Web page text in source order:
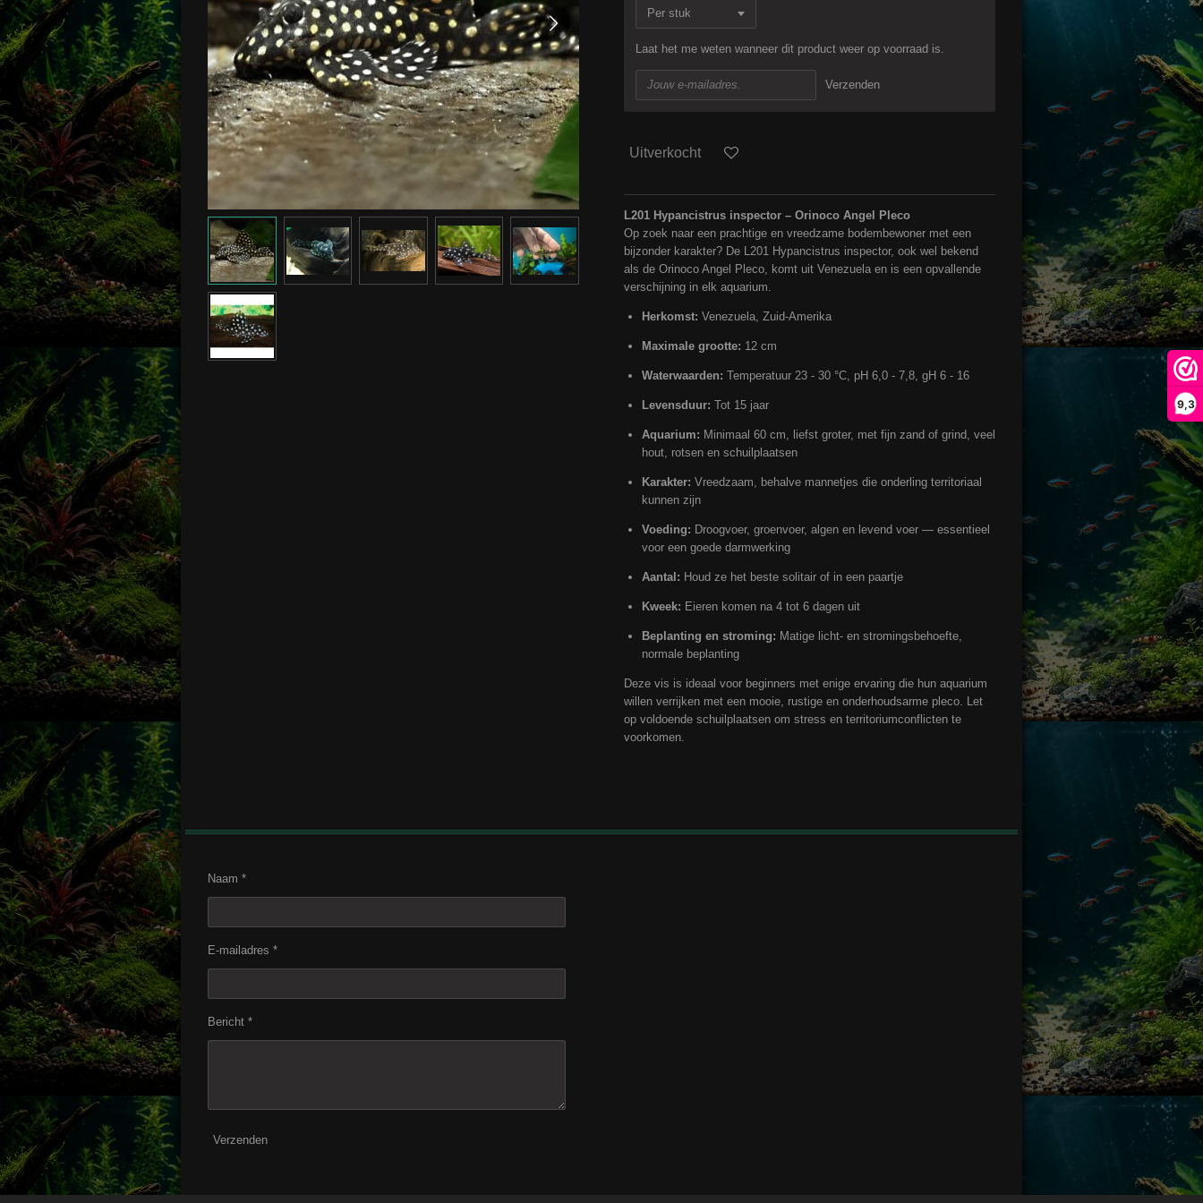
9,3
Laat het me weten wanneer dit product weer op voorraad is.
Verzenden
Uitverkocht
L201 Hypancistrus inspector – Orinoco Angel Pleco
Op zoek naar een prachtige en vreedzame bodembewoner met een
bijzonder karakter? De L201 Hypancistrus inspector, ook wel bekend
als de Orinoco Angel Pleco, komt uit Venezuela en is een opvallende
verschijning in elk aquarium.
Herkomst: Venezuela, Zuid-Amerika
Maximale grootte: 12 cm
Waterwaarden: Temperatuur 23 - 30 °C, pH 6,0 - 7,8, gH 6 - 16
Levensduur: Tot 15 jaar
Aquarium: Minimaal 60 cm, liefst groter, met fijn zand of grind, veel
hout, rotsen en schuilplaatsen
Karakter: Vreedzaam, behalve mannetjes die onderling territoriaal
kunnen zijn
Voeding: Droogvoer, groenvoer, algen en levend voer — essentieel
voor een goede darmwerking
Aantal: Houd ze het beste solitair of in een paartje
Kweek: Eieren komen na 4 tot 6 dagen uit
Beplanting en stroming: Matige licht- en stromingsbehoefte,
normale beplanting
Deze vis is ideaal voor beginners met enige ervaring die hun aquarium
willen verrijken met een mooie, rustige en onderhoudsarme pleco. Let
op voldoende schuilplaatsen om stress en territoriumconflicten te
voorkomen.
Naam *
E-mailadres *
Bericht *
Verzenden